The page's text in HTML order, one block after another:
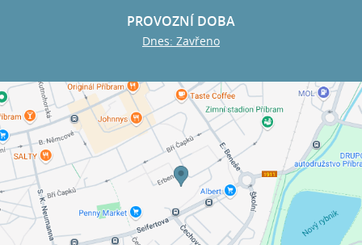
PROVOZNÍ DOBA
Dnes: Zavřeno